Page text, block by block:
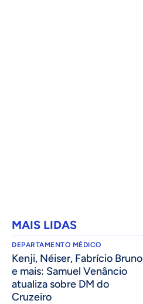
MAIS LIDAS
DEPARTAMENTO MÉDICO
Kenji, Néiser, Fabrício Bruno
e mais: Samuel Venâncio
atualiza sobre DM do
Cruzeiro